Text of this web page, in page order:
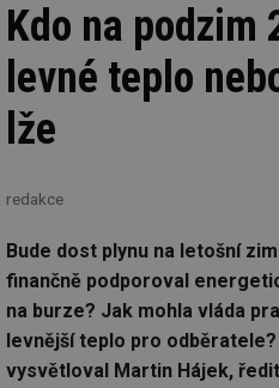
Kdo na podzim
levné teplo
lže
redakce
Bude dost plynu na letošní
finančně podporoval
na burze? Jak mohla vláda
levnější teplo pro
vysvětloval Martin Hájek,